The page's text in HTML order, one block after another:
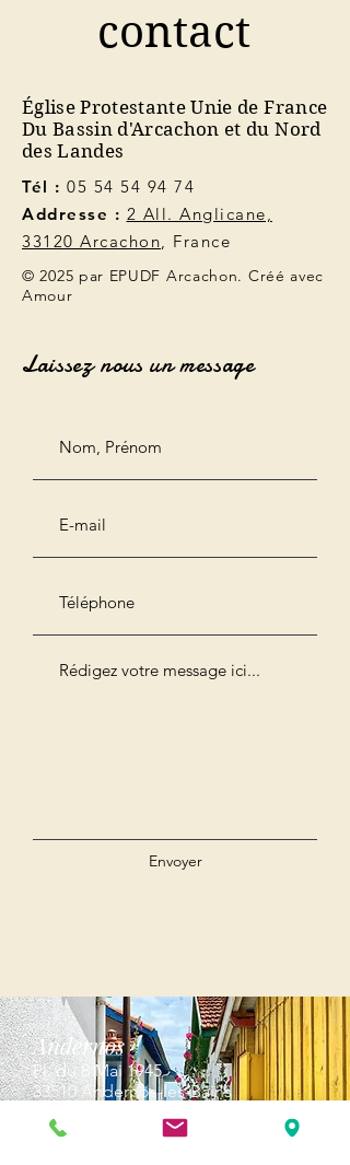
contact
Église Protestante Unie de France
Du Bassin d'Arcachon et du Nord
des Landes
Tél : 05 54 54 94 74
Addresse : 2 All. Anglicane,
33120 Arcachon, France
© 2025 par EPUDF Arcachon. Créé avec
Amour
Laissez nous un message
Envoyer
Andernos
Pl. du 8 Mai 1945
33510 Andernos-les-Bains